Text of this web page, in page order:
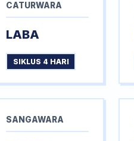
CATURWARA
LABA
SIKLUS 4 HARI
SANGAWARA